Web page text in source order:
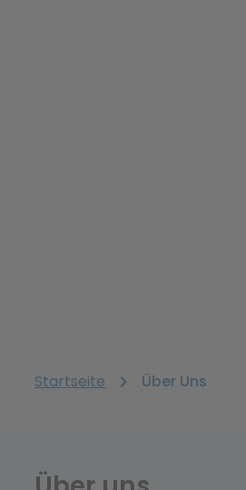
Startseite chevron_right Über Uns